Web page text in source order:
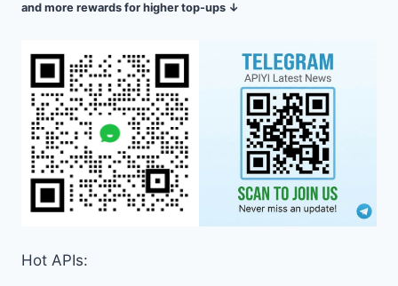
and more rewards for higher top-ups ↓
Hot APIs: